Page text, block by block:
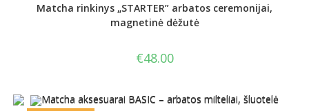
Matcha rinkinys „STARTER” arbatos ceremonijai,
magnetinė dėžutė
€48.00